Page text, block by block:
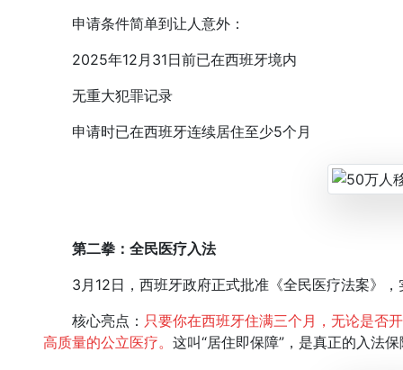
申请条件简单到让人意外：
2025年12月31日前已在西班牙境内
无重大犯罪记录
申请时已在西班牙连续居住至少5个月
第二拳：全民医疗入法
3月12日，西班牙政府正式批准《全民医疗法案》，
核心亮点： 只要你在西班牙住满三个月，无论是否
高质量的公立医疗。 这叫“居住即保障”，是真正的入法